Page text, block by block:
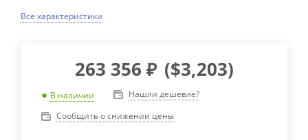
Все характеристики
263 356 ₽ ($3,203)
В наличии
Нашли дешевле?
Сообщить о снижении цены